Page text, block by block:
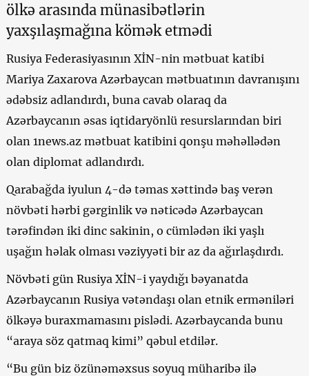
ölkə arasında münasibətlərin
yaxşılaşmağına kömək etmədi
Rusiya Federasiyasının XİN-nin mətbuat katibi
Mariya Zaxarova Azərbaycan mətbuatının davranışını
ədəbsiz adlandırdı, buna cavab olaraq da
Azərbaycanın əsas iqtidaryönlü resurslarından biri
olan 1news.az mətbuat katibini qonşu məhəllədən
olan diplomat adlandırdı.
Qarabağda iyulun 4-də təmas xəttində baş verən
növbəti hərbi gərginlik və nəticədə Azərbaycan
tərəfindən iki dinc sakinin, o cümlədən iki yaşlı
uşağın həlak olması vəziyyəti bir az da ağırlaşdırdı.
Növbəti gün Rusiya XİN-i yaydığı bəyanatda
Azərbaycanın Rusiya vətəndaşı olan etnik erməniləri
ölkəyə buraxmamasını pislədi. Azərbaycanda bunu
“araya söz qatmaq kimi” qəbul etdilər.
“Bu gün biz özünəməxsus soyuq müharibə ilə